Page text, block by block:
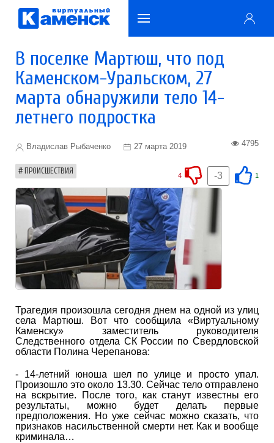
В поселке Мартюш, что под
Каменском-Уральском, 27
марта обнаружили тело 14-
летнего подростка
Владислав Рыбаченко 27 марта 2019 4795
ПРОИСШЕСТВИЯ 1
-3
4
Трагедия произошла сегодня днем на одной из улиц
села Мартюш. Вот что сообщила «Виртуальному
Каменску» заместитель руководителя
Следственного отдела СК России по Свердловской
области Полина Черепанова:
- 14-летний юноша шел по улице и просто упал.
Произошло это около 13.30. Сейчас тело отправлено
на вскрытие. После того, как станут известны его
результаты, можно будет делать первые
предположения. Но уже сейчас можно сказать, что
признаков насильственной смерти нет. Как и вообще
криминала…